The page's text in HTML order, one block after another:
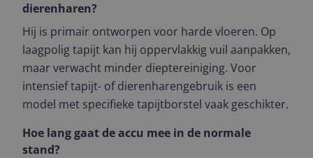
dierenharen?
Hij is primair ontworpen voor harde vloeren. Op
laagpolig tapijt kan hij oppervlakkig vuil aanpakken,
maar verwacht minder dieptereiniging. Voor
intensief tapijt- of dierenharengebruik is een
model met specifieke tapijtborstel vaak geschikter.
Hoe lang gaat de accu mee in de normale
stand?